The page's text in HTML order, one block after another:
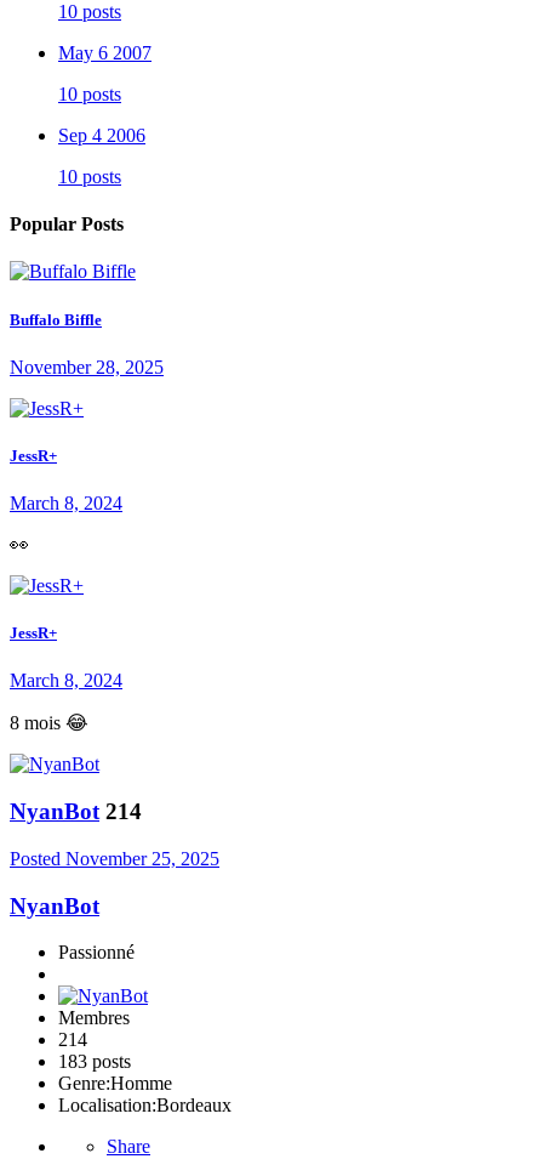
10 posts
May 6 2007
10 posts
Sep 4 2006
10 posts
Popular Posts
Buffalo Biffle
November 28, 2025
JessR+
March 8, 2024
👀
JessR+
March 8, 2024
8 mois 😂
NyanBot 214
Posted November 25, 2025
NyanBot
Passionné
Membres
214
183 posts
Genre:Homme
Localisation:Bordeaux
Share